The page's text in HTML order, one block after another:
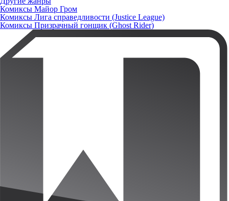
Комиксы Майор Гром
Комиксы Лига справедливости (Justice League)
Комиксы Призрачный гонщик (Ghost Rider)